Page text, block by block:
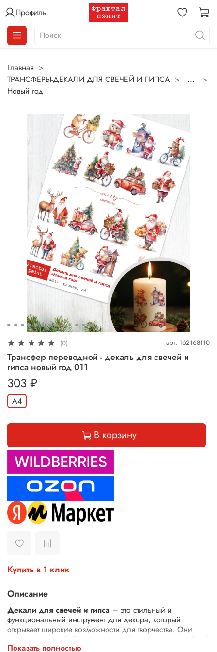
Профиль
Главная
ТРАНСФЕРЫ-ДЕКАЛИ ДЛЯ СВЕЧЕЙ И ГИПСА
...
Новый год
(0) арт. 162168110
Трансфер переводной - декаль для свечей и
гипса новый год 011
303 ₽
А4
В корзину
Купить в 1 клик
Описание
Декали для свечей и гипса – это стильный и
функциональный инструмент для декора, который
открывает широкие возможности для творчества. Они
представляют собой универсальный материал, способный
преобразить не только свечи и гипсовые изделия, но и
Показать полностью